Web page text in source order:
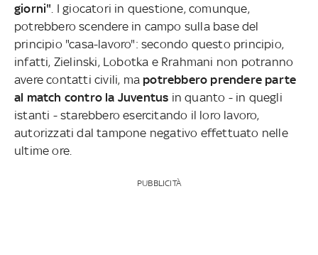
giorni" . I giocatori in questione, comunque,
potrebbero scendere in campo sulla base del
principio "casa-lavoro": secondo questo principio,
infatti, Zielinski, Lobotka e Rrahmani non potranno
avere contatti civili, ma potrebbero prendere parte
al match contro la Juventus in quanto - in quegli
istanti - starebbero esercitando il loro lavoro,
autorizzati dal tampone negativo effettuato nelle
ultime ore.
PUBBLICITÀ